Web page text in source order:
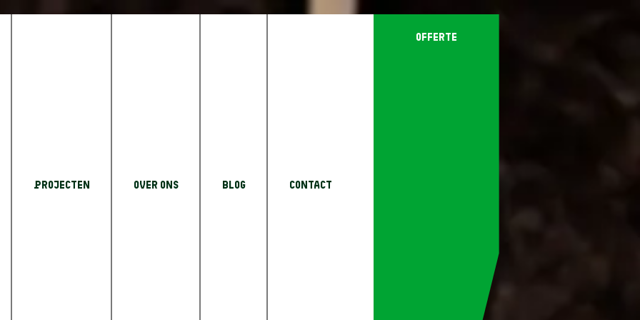
Projecten Over Ons Blog Contact
offerte